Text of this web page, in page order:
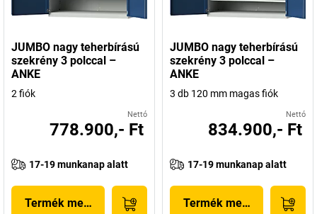
JUMBO nagy teherbírású
szekrény 3 polccal –
ANKE
2 fiók
Nettó
778.900,- Ft
17-19 munkanap alatt
Termék megjelenítése
JUMBO nagy teherbírású
szekrény 3 polccal –
ANKE
3 db 120 mm magas fiók
Nettó
834.900,- Ft
17-19 munkanap alatt
Termék megjelenítése